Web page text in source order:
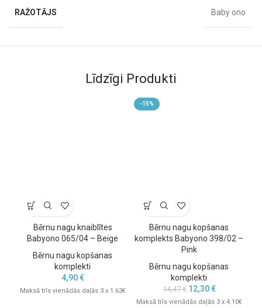
RAŽOTĀJS Baby ono
Līdzīgi Produkti
Bērnu nagu knaiblītes
Babyono 065/04 – Beige
Bērnu nagu kopšanas
komplekti
4,90€
Maksā trīs vienādās daļās 3 x 1.63€
-15%
Bērnu nagu kopšanas
komplekts Babyono 398/02 –
Pink
Bērnu nagu kopšanas
komplekti
14,47€ 12,30€
Maksā trīs vienādās daļās 3 x 4.10€